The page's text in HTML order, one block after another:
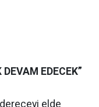
EDECEK”
elde